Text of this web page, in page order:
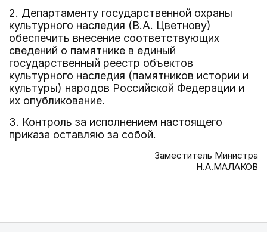
2. Департаменту государственной охраны
культурного наследия (В.А. Цветнову)
обеспечить внесение соответствующих
сведений о памятнике в единый
государственный реестр объектов
культурного наследия (памятников истории и
культуры) народов Российской Федерации и
их опубликование.
3. Контроль за исполнением настоящего
приказа оставляю за собой.
Заместитель Министра
Н.А.МАЛАКОВ